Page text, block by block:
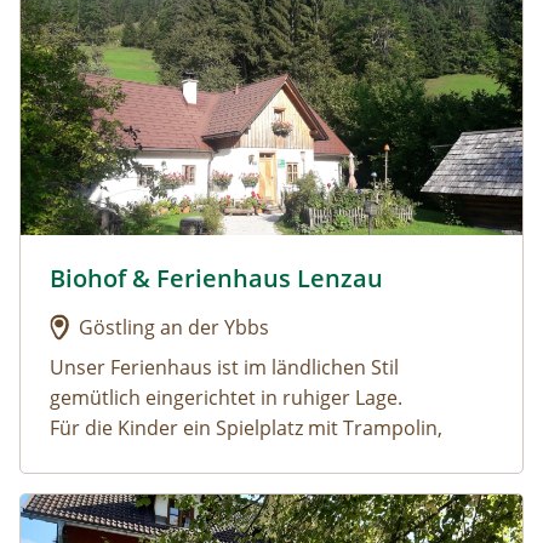
Urlaub am Bauernhof: Biohof & Ferienhaus Lenzau
Biohof & Ferienhaus Lenzau
Göstling an der Ybbs
Unser Ferienhaus ist im ländlichen Stil
gemütlich eingerichtet in ruhiger Lage.
Für die Kinder ein Spielplatz mit Trampolin,
Schwebebalken, Reck, 2 Go-Kard......
In Göstling, imYbbstaler Solebadausspannen,
Urlaub am Bauernhof: Oberrehau